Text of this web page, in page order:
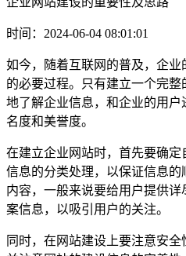
时间：2024-06-04 08:01:01
如今，随着互联网的普及，企
的必要过程。只有建立一个完
地了解企业信息，和企业的用
名度和美誉度。
在建立企业网站时，首先要确
信息的分类处理，以保证信息
内容，一般来说要给用户提供
案信息，以吸引用户的关注。
同时，在网站建设上要注意安全